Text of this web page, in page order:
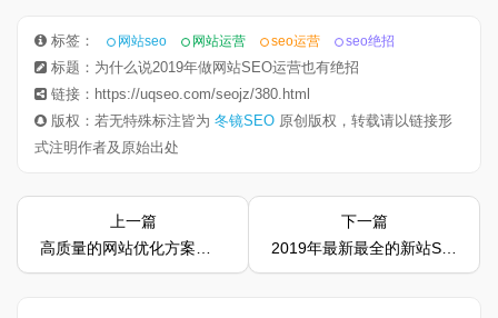
标签： 网站seo 网站运营 seo运营 seo绝招
标题：为什么说2019年做网站SEO运营也有绝招
链接：https://uqseo.com/seojz/380.html
版权：若无特殊标注皆为 冬镜SEO 原创版权，转载请以链接形
式注明作者及原始出处
上一篇
高质量的网站优化方案应该怎么写
下一篇
2019年最新最全的新站SEO优化运营方案